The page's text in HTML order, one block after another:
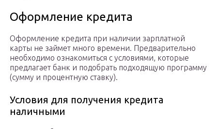
Оформление кредита
Оформление кредита при наличии зарплатной
карты не займет много времени. Предварительно
необходимо ознакомиться с условиями, которые
предлагает банк и подобрать подходящую программу
(сумму и процентную ставку).
Условия для получения кредита
наличными